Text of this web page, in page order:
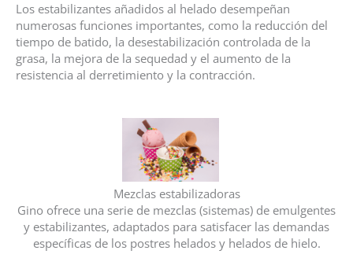
Los estabilizantes añadidos al helado desempeñan
numerosas funciones importantes, como la reducción del
tiempo de batido, la desestabilización controlada de la
grasa, la mejora de la sequedad y el aumento de la
resistencia al derretimiento y la contracción.
Mezclas estabilizadoras
Gino ofrece una serie de mezclas (sistemas) de emulgentes
y estabilizantes, adaptados para satisfacer las demandas
específicas de los postres helados y helados de hielo.